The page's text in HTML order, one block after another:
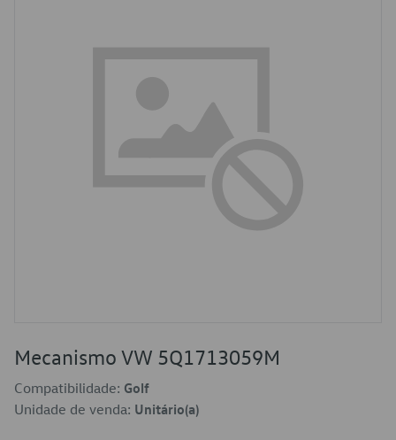
Mecanismo VW 5Q1713059M
Compatibilidade: Golf
Unidade de venda: Unitário(a)